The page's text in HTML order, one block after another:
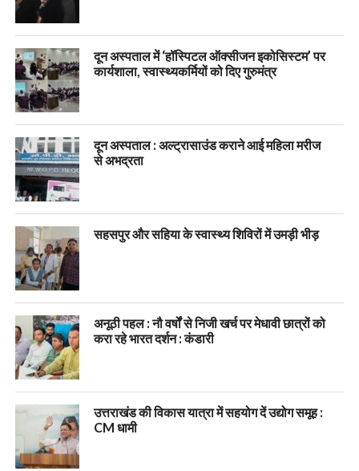
दून अस्पताल में ‘हॉस्पिटल ऑक्सीजन इकोसिस्टम’ पर
कार्यशाला, स्वास्थ्यकर्मियों को दिए गुरुमंत्र
दून अस्पताल : अल्ट्रासाउंड कराने आई महिला मरीज
से अभद्रता
सहसपुर और सहिया के स्वास्थ्य शिविरों में उमड़ी भीड़
अनूठी पहल : नौ वर्षों से निजी खर्च पर मेधावी छात्रों को
करा रहे भारत दर्शन : कंडारी
उत्तराखंड की विकास यात्रा में सहयोग दें उद्योग समूह :
CM धामी